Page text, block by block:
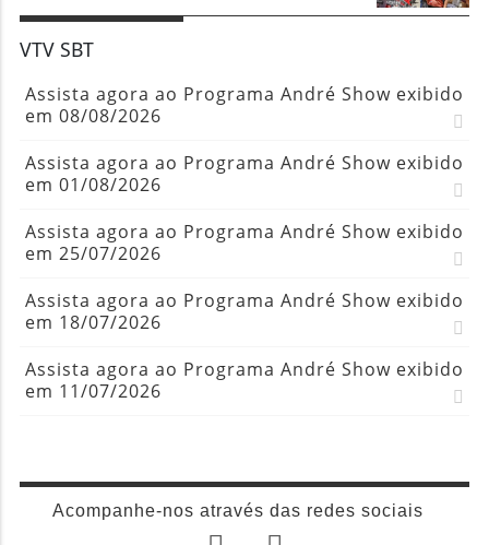
VTV SBT
Assista agora ao Programa André Show exibido
em 08/08/2026
Assista agora ao Programa André Show exibido
em 01/08/2026
Assista agora ao Programa André Show exibido
em 25/07/2026
Assista agora ao Programa André Show exibido
em 18/07/2026
Assista agora ao Programa André Show exibido
em 11/07/2026
Acompanhe-nos através das redes sociais